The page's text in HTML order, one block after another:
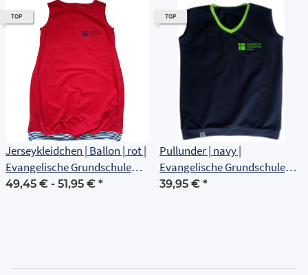
TOP
Jerseykleidchen | Ballon | rot |
Evangelische Grundschule
Erfurt
49,45 € - 51,95 € *
TOP
Pullunder | navy |
Evangelische Grundschule
Erfurt
39,95 € *